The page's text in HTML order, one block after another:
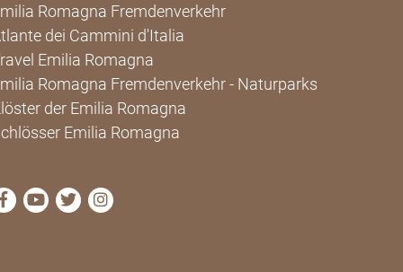
Romagna Fremdenverkehr
dei Cammini d'Italia
Emilia Romagna
Romagna Fremdenverkehr - Naturparks
der Emilia Romagna
Emilia Romagna
die Seite Facebook von Cammini Emilia-Romagna
die Seite YouTube von Cammini Emilia-Romagna
die Seite Twitter von Cammini Emilia-
die Seite Instagram von Cammini Emilia-